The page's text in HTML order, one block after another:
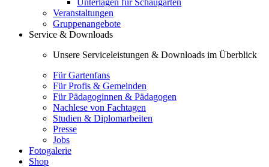
Unterlagen für Schaugärten
Veranstaltungen
Gruppenangebote
Service & Downloads
Unsere Serviceleistungen & Downloads im Überblick
Für Gartenfans
Für Profis & Gemeinden
Für Pädagoginnen & Pädagogen
Nachlese von Fachtagen
Studien & Diplomarbeiten
Presse
Jobs
Fotogalerie
Shop